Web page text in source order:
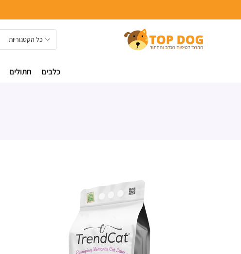
כלבים חתולים